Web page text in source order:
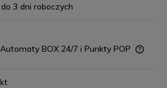
3 dni roboczych
BOX 24/7 i Punkty POP